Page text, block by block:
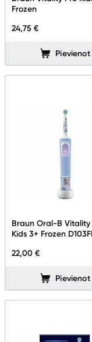
Frozen
24,75 €
Pievienot
Braun Oral-B Vitality
Kids 3+ Frozen
22,00 €
Pievienot